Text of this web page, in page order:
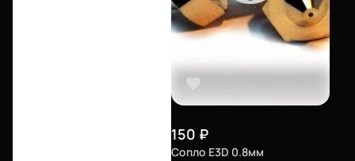
150 ₽
Сопло E3D 0.8мм